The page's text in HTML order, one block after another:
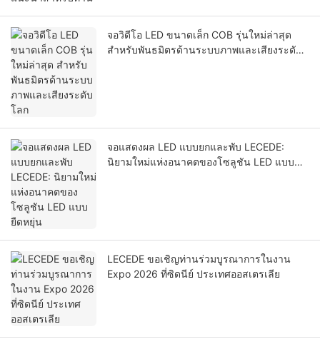
จอวิดีโอ LED ขนาดเล็ก COB รุ่นใหม่ล่าสุด
สำหรับพันธมิตรด้านระบบภาพและเสียงระดับ
จอแสดงผล LED แบบยกและพับ LECEDE:
นิยามใหม่แห่งอนาคตของโซลูชัน LED แบบ
LECEDE ขอเชิญท่านร่วมบูรณาการในงาน
Expo 2026 ที่ซิดนีย์ ประเทศออสเตรเลีย